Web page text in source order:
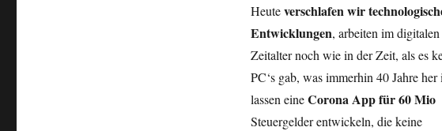
Heuteverschlafen wir
Entwicklungen, arbeiten im digitalen
Zeitalter noch wie in der Zeit, als es
PC‘s gab, was immerhin 40 Jahre her
lassen eineCorona App für 60 Mio
Steuergelder entwickeln, die keine